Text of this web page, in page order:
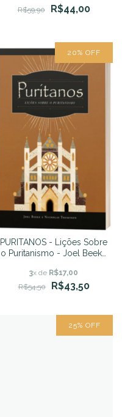
R$59,90
R$44,00
20% OFF
PURITANOS - Lições Sobre
o Puritanismo - Joel Beeke
3x de R$17,00
R$54,50
R$43,50
25% OFF